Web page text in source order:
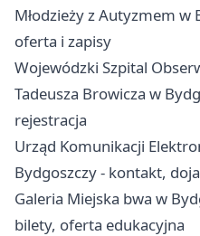
Młodzieży z Autyzmem w
oferta i zapisy
Wojewódzki Szpital
Tadeusza Browicza w
rejestracja
Urząd Komunikacji
Bydgoszczy - kontakt,
Galeria Miejska bwa w
bilety, oferta edukacyjna